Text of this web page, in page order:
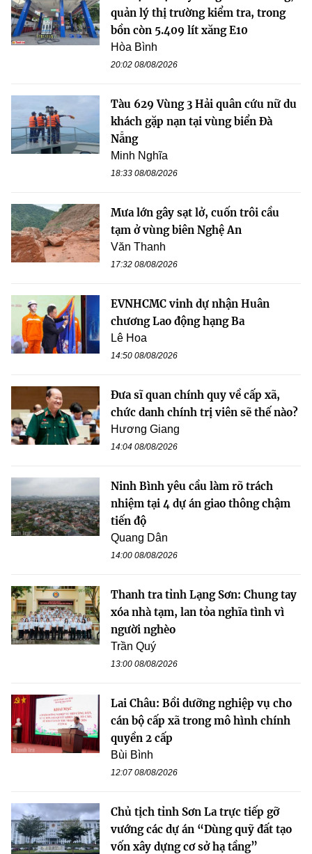
quản lý thị trường kiểm tra, trong
bồn còn 5.409 lít xăng E10
Hòa Bình
20:02 08/08/2026
Tàu 629 Vùng 3 Hải quân cứu nữ du
khách gặp nạn tại vùng biển Đà
Nẵng
Minh Nghĩa
18:33 08/08/2026
Mưa lớn gây sạt lở, cuốn trôi cầu
tạm ở vùng biên Nghệ An
Văn Thanh
17:32 08/08/2026
EVNHCMC vinh dự nhận Huân
chương Lao động hạng Ba
Lê Hoa
14:50 08/08/2026
Đưa sĩ quan chính quy về cấp xã,
chức danh chính trị viên sẽ thế nào?
Hương Giang
14:04 08/08/2026
Ninh Bình yêu cầu làm rõ trách
nhiệm tại 4 dự án giao thông chậm
tiến độ
Quang Dân
14:00 08/08/2026
Thanh tra tỉnh Lạng Sơn: Chung tay
xóa nhà tạm, lan tỏa nghĩa tình vì
người nghèo
Trần Quý
13:00 08/08/2026
Lai Châu: Bồi dưỡng nghiệp vụ cho
cán bộ cấp xã trong mô hình chính
quyền 2 cấp
Bùi Bình
12:07 08/08/2026
Chủ tịch tỉnh Sơn La trực tiếp gỡ
vướng các dự án “Dùng quỹ đất tạo
vốn xây dựng cơ sở hạ tầng”